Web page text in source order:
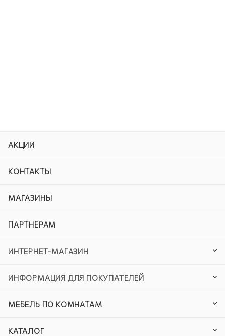
АКЦИИ
КОНТАКТЫ
МАГАЗИНЫ
ПАРТНЕРАМ
ИНТЕРНЕТ-МАГАЗИН
ИНФОРМАЦИЯ ДЛЯ ПОКУПАТЕЛЕЙ
МЕБЕЛЬ ПО КОМНАТАМ
КАТАЛОГ